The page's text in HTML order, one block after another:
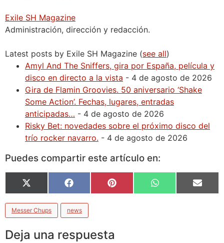
Exile SH Magazine
Administración, dirección y redacción.
Latest posts by Exile SH Magazine (see all)
Amyl And The Sniffers, gira por España, película y
disco en directo a la vista - 4 de agosto de 2026
Gira de Flamin Groovies. 50 aniversario ‘Shake
Some Action’. Fechas, lugares, entradas
anticipadas… - 4 de agosto de 2026
Risky Bet: novedades sobre el próximo disco del
trío rocker navarro. - 4 de agosto de 2026
Puedes compartir este artículo en:
X
(Twitter)
Facebook Pinterest WhatsApp Email
Messer Chups news
Deja una respuesta